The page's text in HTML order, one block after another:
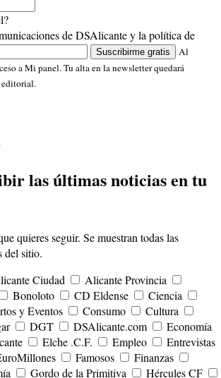
de DSAlicante y la política de
Suscribirme gratis
Al
a Mi panel. Tu alta en la newsletter quedará
editorial.
las últimas noticias en tu
quieres seguir. Se muestran todas las
del sitio.
Ciudad
Alicante Provincia
Bonoloto CD Eldense
Ciencia
y Eventos Consumo
Cultura
DGT DSAlicante.com
Economía
Elche .C.F. Empleo
Entrevistas
Famosos
Finanzas
Gordo de la Primitiva
Hércules CF